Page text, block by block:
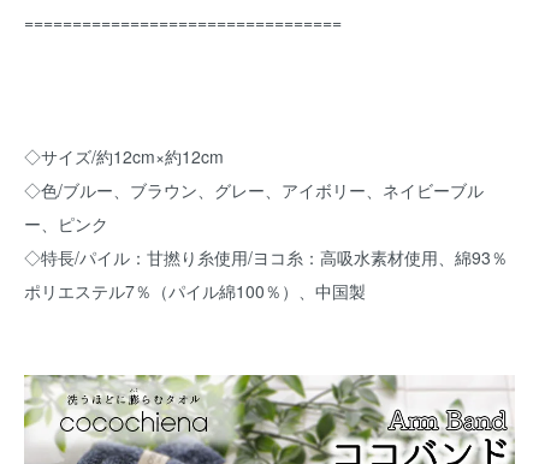
=================================
◇サイズ/約12cm×約12cm
◇色/ブルー、ブラウン、グレー、アイボリー、ネイビーブル
ー、ピンク
◇特長/パイル：甘撚り糸使用/ヨコ糸：高吸水素材使用、綿93％
ポリエステル7％（パイル綿100％）、中国製